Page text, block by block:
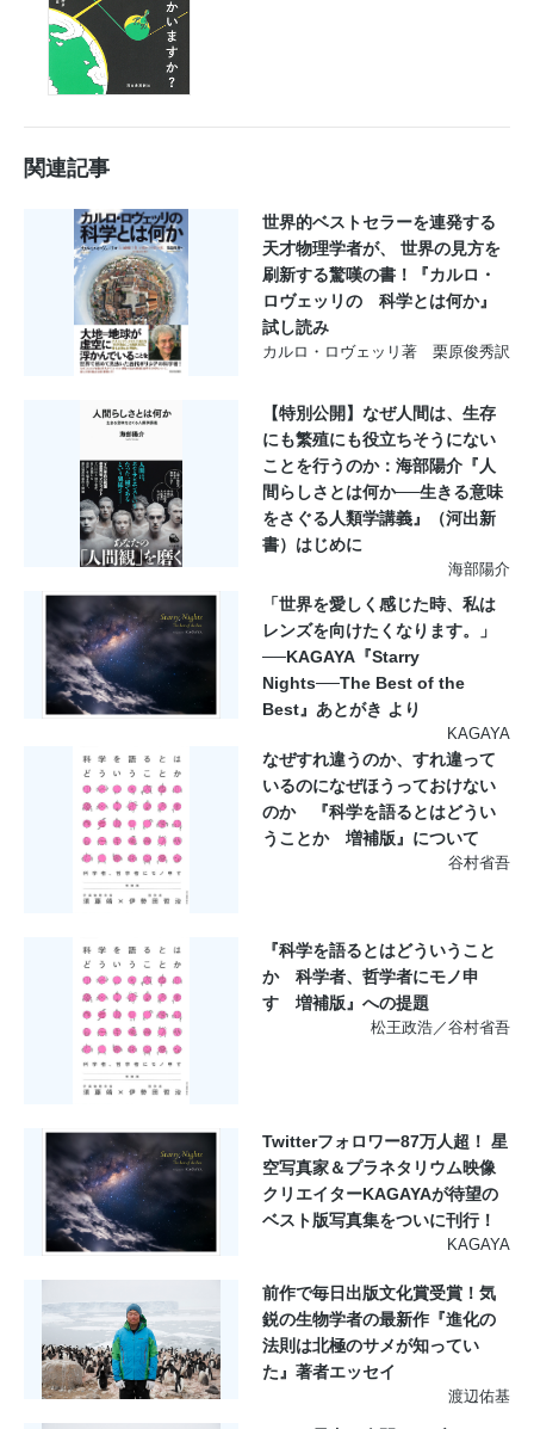
関連記事
世界的ベストセラーを連発する
天才物理学者が、 世界の見方を
刷新する驚嘆の書！『カルロ・
ロヴェッリの 科学とは何か』
試し読み
カルロ・ロヴェッリ著 栗原俊秀訳
【特別公開】なぜ人間は、生存
にも繁殖にも役立ちそうにない
ことを行うのか：海部陽介『人
間らしさとは何か──生きる意味
をさぐる人類学講義』（河出新
書）はじめに
海部陽介
「世界を愛しく感じた時、私は
レンズを向けたくなります。」
──KAGAYA『Starry
Nights──The Best of the
Best』あとがき より
KAGAYA
なぜすれ違うのか、すれ違って
いるのになぜほうっておけない
のか 『科学を語るとはどうい
うことか 増補版』について
谷村省吾
『科学を語るとはどういうこと
か 科学者、哲学者にモノ申
す 増補版』への提題
松王政浩／谷村省吾
Twitterフォロワー87万人超！ 星
空写真家＆プラネタリウム映像
クリエイターKAGAYAが待望の
ベスト版写真集をついに刊行！
KAGAYA
前作で毎日出版文化賞受賞！気
鋭の生物学者の最新作『進化の
法則は北極のサメが知ってい
た』著者エッセイ
渡辺佑基